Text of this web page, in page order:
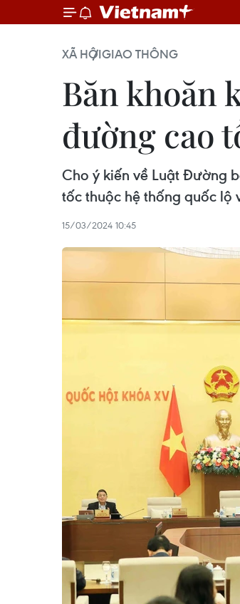
XÃ HỘIGIAO THÔNG
Băn khoăn
đường cao
Cho ý kiến về Luật Đường
tốc thuộc hệ thống quốc lộ
15/03/2024 10:45